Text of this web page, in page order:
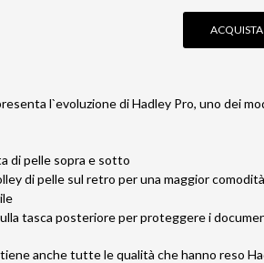
l`evoluzione di Hadley Pro, uno dei
di pelle sopra e sotto
di pelle sul retro per una maggior
tasca posteriore per proteggere i
anche tutte le qualità che hanno reso